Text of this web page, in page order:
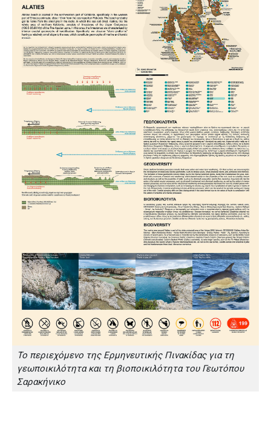
Το περιεχόμενο της Ερμηνευτικής Πινακίδας για τη
γεωποικιλότητα και τη βιοποικιλότητα του Γεωτόπου
Σαρακήνικο